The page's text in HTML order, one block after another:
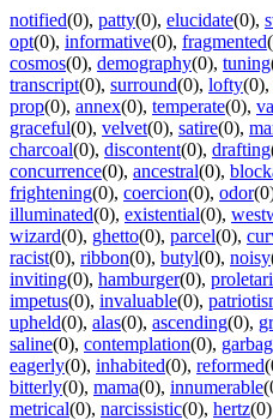
notified(0), patty(0), elucidate(0),
opt(0), informative(0), fragmented
cosmos(0), demography(0), tuning
transcript(0), surround(0), lofty(0),
prop(0), annex(0), temperate(0),
graceful(0), velvet(0), satire(0),
charcoal(0), discontent(0), drafting
concurrence(0), ancestral(0),
frightening(0), coercion(0), odor
illuminated(0), existential(0),
wizard(0), ghetto(0), parcel(0),
racist(0), ribbon(0), butyl(0), noisy
inviting(0), hamburger(0),
impetus(0), invaluable(0),
upheld(0), alas(0), ascending(0),
saline(0), contemplation(0),
eagerly(0), inhabited(0), reformed
bitterly(0), mama(0), innumerable
metrical(0), narcissistic(0), hertz(0)